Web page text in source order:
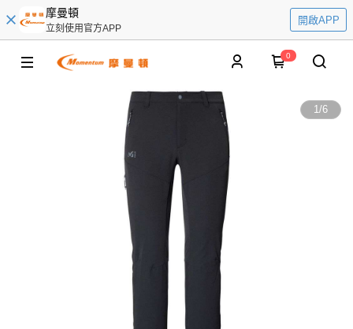
摩曼頓
立刻使用官方APP
開啟APP
0
1/6